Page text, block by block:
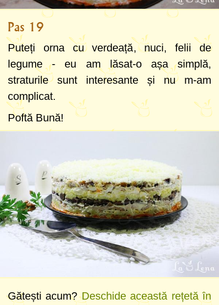
Pas 19
Puteți orna cu verdeață, nuci, felii de
legume - eu am lăsat-o așa simplă,
straturile sunt interesante și nu m-am
complicat.
Poftă Bună!
Gătești acum?Deschide această rețetă în